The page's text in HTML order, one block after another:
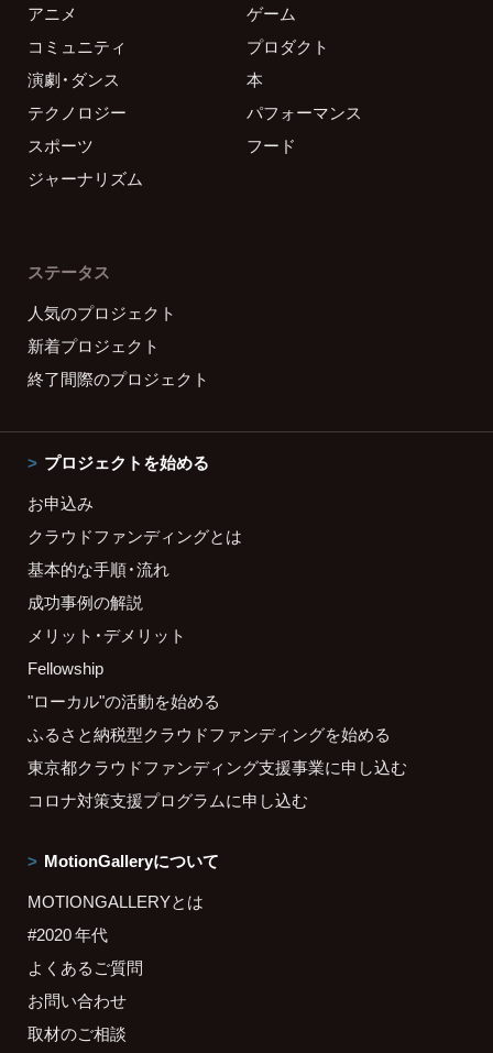
アニメ
ゲーム
コミュニティ
プロダクト
演劇・ダンス
本
テクノロジー
パフォーマンス
スポーツ
フード
ジャーナリズム
ステータス
人気のプロジェクト
新着プロジェクト
終了間際のプロジェクト
プロジェクトを始める
お申込み
クラウドファンディングとは
基本的な手順・流れ
成功事例の解説
メリット・デメリット
Fellowship
"ローカル"の活動を始める
ふるさと納税型クラウドファンディングを始める
東京都クラウドファンディング支援事業に申し込む
コロナ対策支援プログラムに申し込む
MotionGalleryについて
MOTIONGALLERYとは
#2020 年代
よくあるご質問
お問い合わせ
取材のご相談